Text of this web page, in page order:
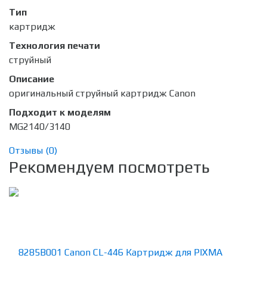
Тип
картридж
Технология печати
струйный
Описание
оригинальный струйный картридж Canon
Подходит к моделям
MG2140/3140
Отзывы (0)
Рекомендуем посмотреть